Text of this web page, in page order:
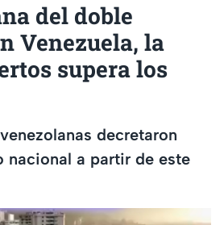
del doble
Venezuela, la
supera los
decretaron
nacional a partir de este